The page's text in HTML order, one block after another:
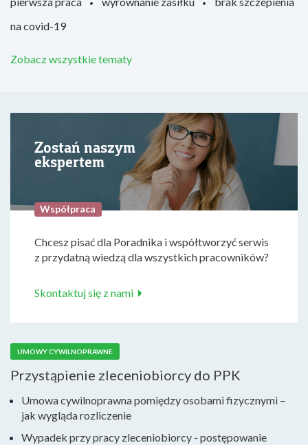
na covid-19
Zobacz wszystkie tematy
Zostań naszym
ekspertem
Współpraca
Chcesz pisać dla Poradnika i współtworzyć serwis
z przydatną wiedzą dla wszystkich pracowników?
Skontaktuj się z nami
UMOWY CYWILNOPRAWNE
Przystąpienie zleceniobiorcy do PPK
Umowa cywilnoprawna pomiędzy osobami fizycznymi –
jak wygląda rozliczenie
Wypadek przy pracy zleceniobiorcy - postępowanie